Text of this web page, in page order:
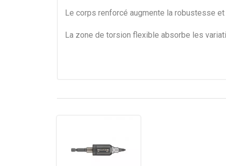
Le corps renforcé augmente la robustesse et
La zone de torsion flexible absorbe les
Les nervures anti-glisse "Extra Grip"